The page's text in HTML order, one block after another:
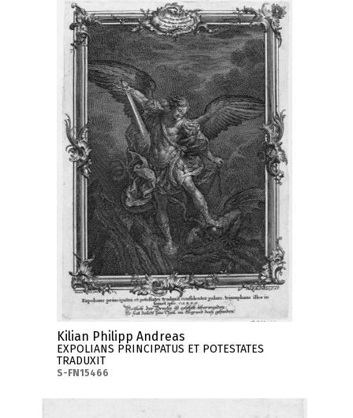
Kilian Philipp Andreas
EXPOLIANS PRINCIPATUS ET POTESTATES
TRADUXIT
S-FN15466